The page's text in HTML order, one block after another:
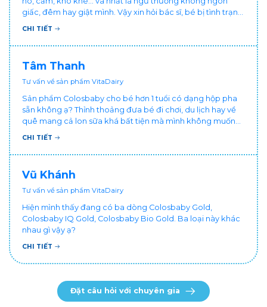
giấc, đêm hay giật mình. Vậy xin hỏi bác sĩ, bé bị tình trạng
vậy nên làm sao để con khỏe mạnh và ngủ ngon giấc hơn
chăm cháu hay ốm ạ?. Cảm ơn bác sĩ.
CHI TIẾT
Tâm Thanh
Tư vấn về sản phẩm VitaDairy
Sản phẩm Colosbaby cho bé hơn 1 tuổi có dạng hộp pha
sẵn không ạ? Thỉnh thoảng đưa bé đi chơi, du lịch hay về
quê mang cả lon sữa khá bất tiện mà mình không muốn
đổi cho bé dùng sữa tươi hộp khác sợ bé nạ sữa ảnh
CHI TIẾT
Vũ Khánh
Tư vấn về sản phẩm VitaDairy
Hiện mình thấy đang có ba dòng Colosbaby Gold,
Colosbaby IQ Gold, Colosbaby Bio Gold. Ba loại này khác
nhau gì vậy ạ?
CHI TIẾT
Đặt câu hỏi với chuyên gia